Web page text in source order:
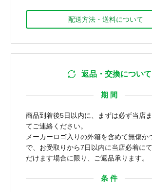
配送方法・送料について
返品・交換について
期 間
商品到着後5日以内に、まずは必ず当店
てご連絡ください。
メーカーロゴ入りの外箱を含めて無傷か
で、お受取りから7日以内に当店必着に
だけます場合に限り、ご返品承ります。
条 件